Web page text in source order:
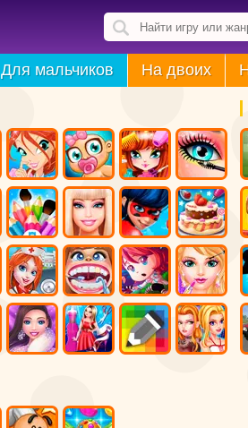
Для мальчиков На двоих